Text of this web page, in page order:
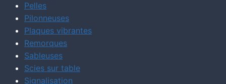
Pelles
Pilonneuses
Plaques vibrantes
Remorques
Sableuses
Scies sur table
Signalisation